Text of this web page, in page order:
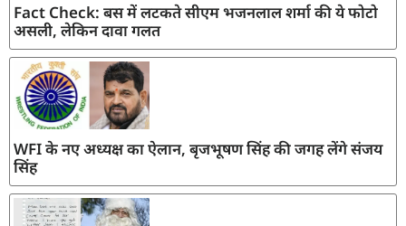
Fact Check: बस में लटकते सीएम भजनलाल शर्मा की ये फोटो
असली, लेकिन दावा गलत
WFI के नए अध्यक्ष का ऐलान, बृजभूषण सिंह की जगह लेंगे संजय
सिंह